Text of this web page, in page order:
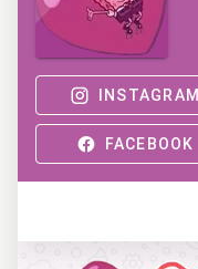
INSTAGRAM
FACEBOOK